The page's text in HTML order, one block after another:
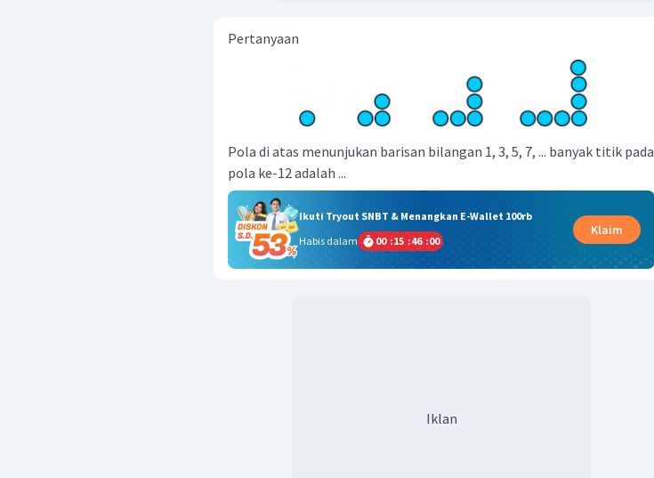
Pertanyaan
Pola di atas menunjukan barisan bilangan 1, 3, 5, 7, ... banyak titik pada
pola ke-12 adalah ...
Ikuti Tryout SNBT & Menangkan E-Wallet 100rb
Habis dalam
00 :15 :46 :00
Klaim
Iklan